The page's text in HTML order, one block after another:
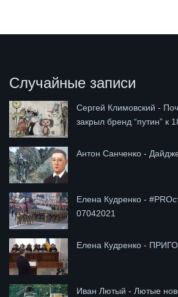
Случайные записи
Сергей Климовский -
закрыл бренд “путин” к
Антон Санченко -
Елена Кудренко -
07042021
Елена Кудренко -
Иван Лютый - Лютые